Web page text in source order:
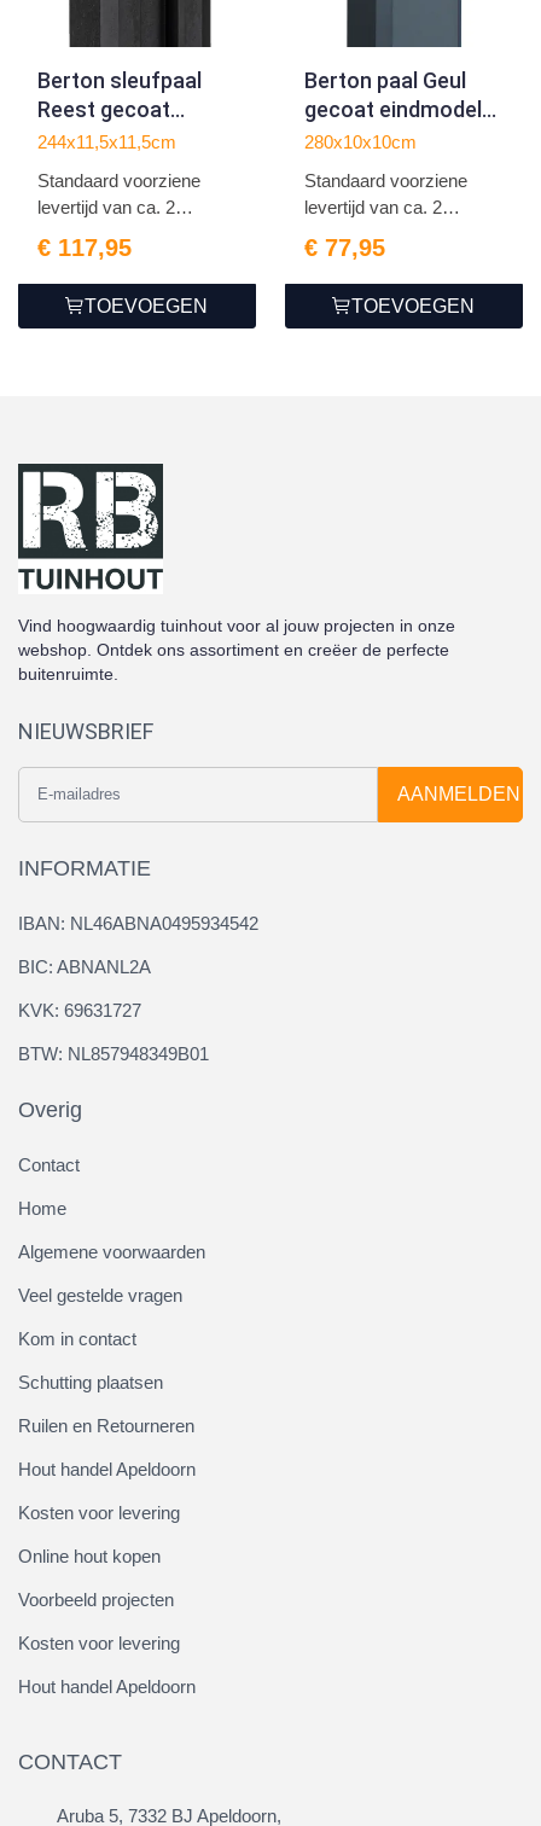
Berton sleufpaal
Reest gecoat
tussenmodel 244
244x11,5x11,5cm
Standaard voorziene
levertijd van ca. 2
€ 117,95
TOEVOEGEN
Berton paal Geul
gecoat eindmodel
280
280x10x10cm
Standaard voorziene
levertijd van ca. 2
€ 77,95
TOEVOEGEN
Vind hoogwaardig tuinhout voor al jouw projecten in onze
webshop. Ontdek ons assortiment en creëer de perfecte
buitenruimte.
NIEUWSBRIEF
AANMELDEN
INFORMATIE
IBAN: NL46ABNA0495934542
BIC: ABNANL2A
KVK: 69631727
BTW: NL857948349B01
Overig
Contact
Home
Algemene voorwaarden
Veel gestelde vragen
Kom in contact
Schutting plaatsen
Ruilen en Retourneren
Hout handel Apeldoorn
Kosten voor levering
Online hout kopen
Voorbeeld projecten
Kosten voor levering
Hout handel Apeldoorn
CONTACT
Aruba 5, 7332 BJ Apeldoorn,